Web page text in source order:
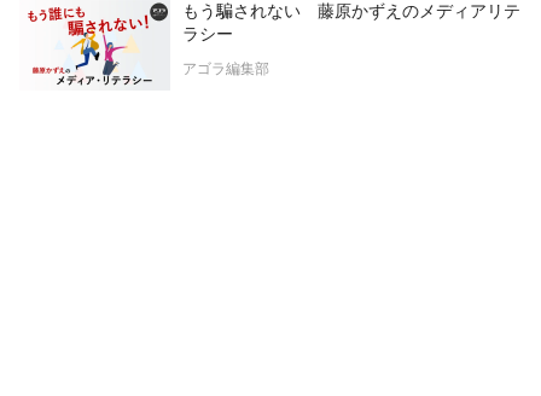
もう騙されない 藤原かずえのメディアリテ
ラシー
アゴラ編集部